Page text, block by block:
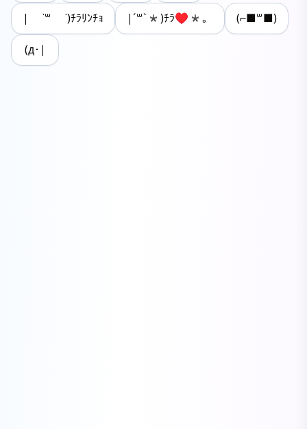
| ˙꒳ ˙)ﾁﾗﾘﾝﾁｮ |´꒳`*)ﾁﾗ♥︎*。 (⌐■꒳■)
(д･|